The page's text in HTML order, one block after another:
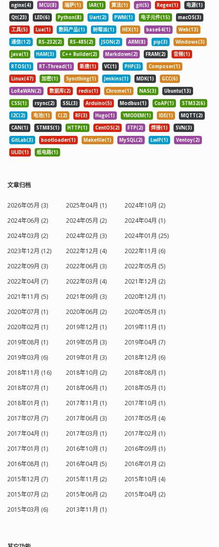
................启用Glib支持[no;在Unix上自动]
-eventfd .............启用eventfd支持 -
inotify .............启用inotify支持 -iconv
...............启用iconv（3）支持[posix /
sun / gnu / no]（仅适用于Unix） -icu
.................启用ICU支持[自动] -pcre
................选择使用的libpcre2 [system /
qt] -pps .................启用PPS支持[自动]
（仅限QNX） -zlib ................选择用过的
zlib [system / qt] Logging backends -
Journald ..........启用日志支持[no]（仅限
Unix） -syslog ............启用syslog支持
[no]（仅适用于Unix） -slog2 .............启
用slog2支持[自动]（仅限QNX）
Network options -ssl .................启用SSL
支持方法[自动] -no-openssl ..........不要
使用OpenSSL [Apple和WinRT上的默认]
用OpenSSL并动态加载libssl [auto] -
SecureTransport [auto]（仅限Apple）
libproxy ............启用libproxy的使用[no]
-system-proxies ......默认使用系统网络
代理[yes] GUI, printing, widget options
-cups ................启用CUPS支持[自动]（仅
Fontconfig支持[auto]（仅适用于Unix）
-freetype ............选择使用的FreeType
[system / qt / no] -harfbuzz ............选择
用过的HarfBuzz-NG [系统/ qt / no]（不
.................启用GTK平台主题支持[auto] -
lgmon ...............启用lgmon支持[自动]
OpenGL支持 -opengl <api> ........启用
OpenGL支持。支持的API：es2（在
Windows上默认），桌面（在Unix上默
认），动态（仅限Windows） -
持而不是ES 2.x [自动] -angle ...............使
用捆绑的ANGLE支持OpenGL ES 2.0 [自
动]（仅限Windows） -combined-
angle-lib ..将LibEGL和LibGLESv2合并到
<name> ..........选择默认的QPA后端（例
如，xcb，cocoa，windows） -xcb-xlib
.............启用Xcb-Xlib支持[auto] Platform
backends -direct2d ..........启用Direct2D
..........启用DirectFB支持[no]（仅适用于
Unix） -eglfs .............启用EGLFS支持
gbm ...............为GBM [auto]启用后端
密钥文件 -out：生成证书文件 至此就完
成自签名证书的生成了。 查看证书：
openssl x509 -noout -text -in cert.crt 自
此证书就可以使用了。不过由于证书不
是被浏览器信任的 CA 机构签的，所以用
浏览器打开网站时仍会提示： 您的连接
不是私密连接
NET::ERR_CERT_AUTHORITY_INVALID 这
时把证书安装到“受信任的根证书颁发机
构”存储区就可以了。 自己扮演 CA 完成
签名 上面的自签名证书已经可以用了，
若要体验一下完整的签名过程可以再扮
演 CA 的角色来给申请文件签名。 生成
CA 根证书 其实也是 CA 自签名的过程，
先按上面的过程搞出 CA 根证书。
openssl req -x509 -newkey rsa:1024 -
nodes -keyout ca.key -out ca.crt -days
incorporated into your certificate
is what is called a Distinguished Name
but you can leave some blank For
value, If you enter '.', the field will be
left blank. ----- Country Name (2 letter
(full name) [Some-State]:GD Locality
Name (eg, city) []:SZ Organization
Name (eg, company) [Internet Widgits
Pty Ltd]:MCULoop Organizational Unit
(e.g. server FQDN or YOUR name)
[]:MCULoop CA Email Address []: 命令
已经包含了私钥文件的生成过程。 用 CA
签发证书 openssl x509 -req -CA ca.crt -
cert.csr -out cert.crt -days 3650 -extfile
req.conf -extensions req_ext 如果要使
任机构，签发好的证书就不需要加...
nginx(4) MCU(8) 瑞萨(1) IAR(1) 算法(1) git(5) Regex(1)
电源(1)
Qt(23)
LED(6) Python(8) Uart(2) PWM(1) 电子元件(15)
macOS(3)
工具(5)
Lua(1) 数码产品(1) 树莓派(1) HEX(1) base64(1)
Web(13)
通信(12)
RS-232(2) RS-485(2) JSON(2) ARM(8) pip(3)
Windows(3)
java(1)
HAM(3) C++ Builder(2) Markdown(2) FRAM(2)
音频(1)
RTOS(1)
RT-Thread(1) 新唐(1) VC(1) PHP(3)
Composer(1)
Linux(47)
加密(1) Syncthing(1) Jenkins(1) MDK(1)
GCC(6)
LoRaWAN(2)
数据库(2) redis(1) Chrome(1) NAS(3)
Ubuntu(13)
CSS(1)
rsync(2) SSL(3) Arduino(5) Modbus(1) CoAP(1)
STM32(6)
I2C(2)
电池(1) C(2) RF(3) Hugo(1) YMODEM(1) IDE(1)
MQTT(2)
CAN(1)
STM8S(1) HTTP(1) CentOS(2) FTP(2) 焊接(1)
SVN(3)
GitLab(3)
bootloader(1) Makefile(1) MySQL(2) LwIP(1)
Ventoy(2)
ULID(1)
纸电路(1)
文章归档
2026年05月 (3) 2025年04月 (1)
2024年10月 (2)
2024年06月 (2)
2024年05月 (2)
2024年04月 (1)
2024年03月 (2)
2024年02月 (3)
2024年01月 (25)
2023年12月 (12)
2022年12月 (4)
2022年11月 (6)
2022年09月 (3)
2022年06月 (3)
2022年05月 (5)
2022年04月 (7)
2022年03月 (4)
2021年12月 (2)
2021年11月 (5)
2021年09月 (3)
2020年12月 (1)
2020年07月 (1)
2020年06月 (2)
2020年05月 (1)
2020年02月 (1)
2019年12月 (1)
2019年11月 (1)
2019年08月 (1)
2019年05月 (3)
2019年04月 (7)
2019年03月 (6)
2019年01月 (3)
2018年12月 (6)
2018年11月 (16)
2018年10月 (2)
2018年08月 (1)
2018年07月 (1)
2018年06月 (1)
2018年05月 (1)
2018年01月 (1)
2017年11月 (1)
2017年10月 (1)
2017年07月 (7)
2017年06月 (3)
2017年05月 (4)
2017年04月 (1)
2017年03月 (1)
2017年02月 (1)
2017年01月 (1)
2016年10月 (1)
2016年09月 (1)
2016年08月 (1)
2016年04月 (5)
2016年01月 (2)
2015年12月 (7)
2015年11月 (2)
2015年10月 (4)
2015年07月 (2)
2015年06月 (2)
2015年04月 (2)
2015年03月 (6)
2013年11月 (1)